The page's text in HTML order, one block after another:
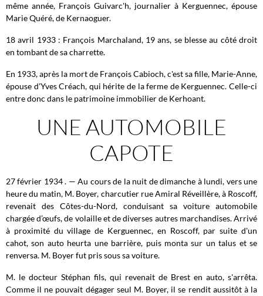
même année, François Guivarc'h, journalier à Kerguennec, épouse
Marie Quéré, de Kernaoguer.
18 avril 1933 : François Marchaland, 19 ans, se blesse au côté droit
en tombant de sa charrette.
En 1933, après la mort de François Cabioch, c'est sa fille, Marie-Anne,
épouse d'Yves Créach, qui hérite de la ferme de Kerguennec. Celle-ci
entre donc dans le patrimoine immobilier de Kerhoant.
UNE AUTOMOBILE
CAPOTE
27 février 1934 . — Au cours de la nuit de dimanche à lundi, vers une
heure du matin, M. Boyer, charcutier rue Amiral Réveillère, à Roscoff,
revenait des Côtes-du-Nord, conduisant sa voiture automobile
chargée d’œufs, de volaille et de diverses autres marchandises. Arrivé
à proximité du village de Kerguennec, en Roscoff, par suite d'un
cahot, son auto heurta une barrière, puis monta sur un talus et se
renversa. M. Boyer fut pris sous sa voiture.
M. le docteur Stéphan fils, qui revenait de Brest en auto, s'arrêta.
Comme il ne pouvait dégager seul M. Boyer, il se rendit aussitôt à la